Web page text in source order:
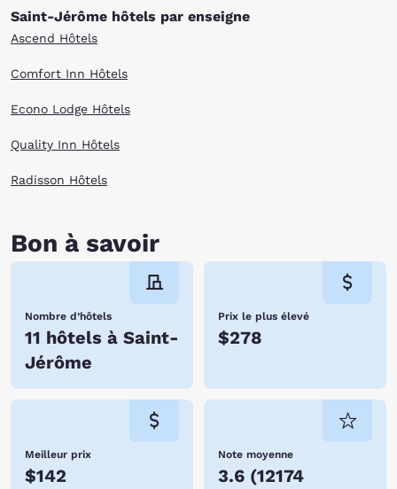
Saint-Jérôme hôtels par enseigne
Ascend Hôtels
Comfort Inn Hôtels
Econo Lodge Hôtels
Quality Inn Hôtels
Radisson Hôtels
Bon à savoir
Nombre d’hôtels
11 hôtels à Saint-
Jérôme
Prix le plus élevé
$278
Meilleur prix
$142
Note moyenne
3.6 (12174